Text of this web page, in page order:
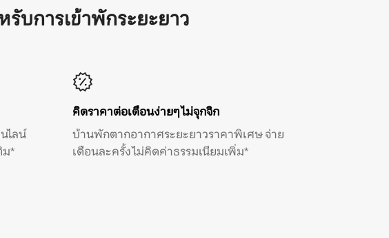
บการเข้าพักระยะยาว
ไลน์
ม*
คิดราคาต่อเดือนง่ายๆ ไม่จุกจิก
บ้านพักตากอากาศระยะยาวราคาพิเศษ จ่าย
เดือนละครั้ง ไม่คิดค่าธรรมเนียมเพิ่ม*